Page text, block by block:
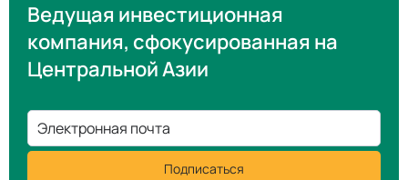
Ведущая инвестиционная
компания, сфокусированная на
Центральной Азии
Электронная почта
Подписаться